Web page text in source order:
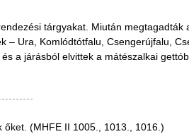
tárgyakat. Miután
Ura, Komlódtótfalu, Csengerújfalu,
a járásból elvittek a mátészalkai
(MHFE II 1005., 1013., 1016.)